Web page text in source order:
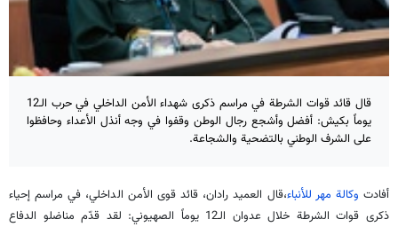
قال قائد قوات الشرطة في مراسم ذكرى شهداء الأمن الداخلي في حرب الـ12
يوماً بكيش: أفضل وأشجع رجال الوطن وقفوا في وجه أنذل الأعداء وحافظوا
على الشرف الوطني بالتضحية والشجاعة.
أفادت وكالة مهر للأنباء،قال العميد رادان، قائد قوى الأمن الداخلي، في مراسم إحياء
ذكرى قوات الشرطة خلال عدوان الـ12 يوماً الصهيوني: لقد قدّم مناضلو الدفاع